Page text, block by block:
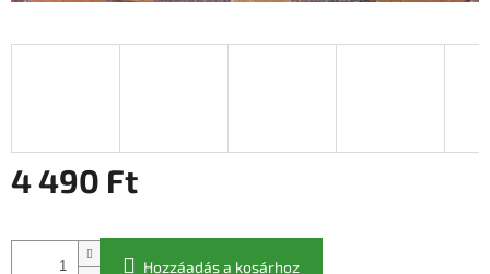
4 490 Ft
Hozzáadás a kosárhoz